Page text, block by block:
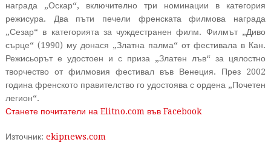
награда „Оскар“, включително три номинации в категория
режисура. Два пъти печели френската филмова награда
„Сезар“ в категорията за чуждестранен филм. Филмът „Диво
сърце“ (1990) му донася „Златна палма“ от фестивала в Кан.
Режисьорът е удостоен и с приза „Златен лъв“ за цялостно
творчество от филмовия фестивал във Венеция. През 2002
година френското правителство го удостоява с ордена „Почетен
легион“.
Станете почитатели на Elitno.com във Facebook
Източник: ekipnews.com